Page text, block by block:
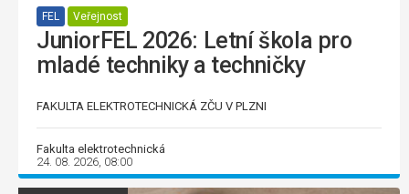
FEL Veřejnost
JuniorFEL 2026: Letní škola pro
mladé techniky a techničky
FAKULTA ELEKTROTECHNICKÁ ZČU V PLZNI
Fakulta elektrotechnická
24. 08. 2026, 08:00